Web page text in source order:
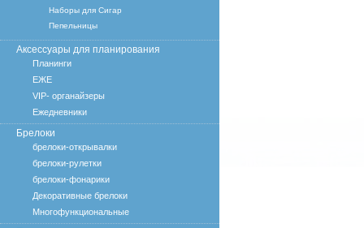
Наборы для Сигар
Пепельницы
Аксессуары для планирования
Планинги
ЕЖЕ
VIP- органайзеры
Ежедневники
Брелоки
брелоки-открывалки
брелоки-рулетки
брелоки-фонарики
Декоративные брелоки
Многофункциональные